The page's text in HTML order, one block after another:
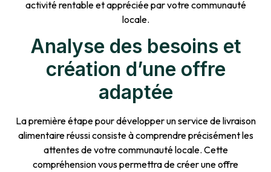
activité rentable et appréciée par votre communauté
locale.
Analyse des besoins et
création d’une offre
adaptée
La première étape pour développer un service de livraison
alimentaire réussi consiste à comprendre précisément les
attentes de votre communauté locale. Cette
compréhension vous permettra de créer une offre